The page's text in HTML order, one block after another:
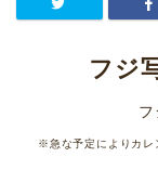
フジ
※急な予定によりカレ